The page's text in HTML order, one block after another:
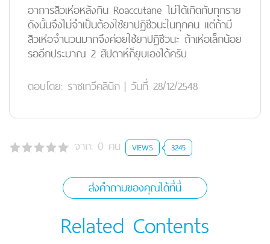
อาการสิวเห่อหลังกิน Roaccutane ไม่ได้เกิดกับทุกราย
ดังนั้นจึงไม่จำเป็นต้องใช้ยาปฏิชีวนะในทุกคน แต่ถ้ามี
สิวเห่อจำนวนมากจึงค่อยใช้ยาปฏิชีวนะ ถ้าเห่อเล็กน้อย
รออีกประมาณ 2 สัปดาห์ก็ยุบเองได้ครับ
ตอบโดย: ราชเทวีคลินิก | วันที่ 28/12/2548
จาก: 0 คน VIEWS 3245
ส่งคำถามของคุณได้ที่นี่
Related Contents